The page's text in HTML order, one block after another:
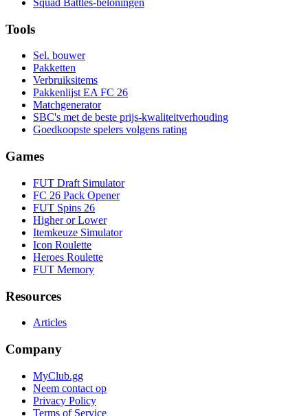
Squad Battles-beloningen
Tools
Sel. bouwer
Pakketten
Verbruiksitems
Pakkenlijst EA FC 26
Matchgenerator
SBC's met de beste prijs-kwaliteitverhouding
Goedkoopste spelers volgens rating
Games
FUT Draft Simulator
FC 26 Pack Opener
FUT Spins 26
Higher or Lower
Itemkeuze Simulator
Icon Roulette
Heroes Roulette
FUT Memory
Resources
Articles
Company
MyClub.gg
Neem contact op
Privacy Policy
Terms of Service